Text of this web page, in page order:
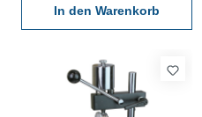
Taste- im Behältnis/Kasten
Spitzenform D: Kegel 30°, SR
HD Ablesung 0,5 HD
In den Warenkorb